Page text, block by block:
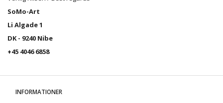
SoMo-Art
Li Algade 1
DK - 9240 Nibe
+45 4046 6858
INFORMATIONER